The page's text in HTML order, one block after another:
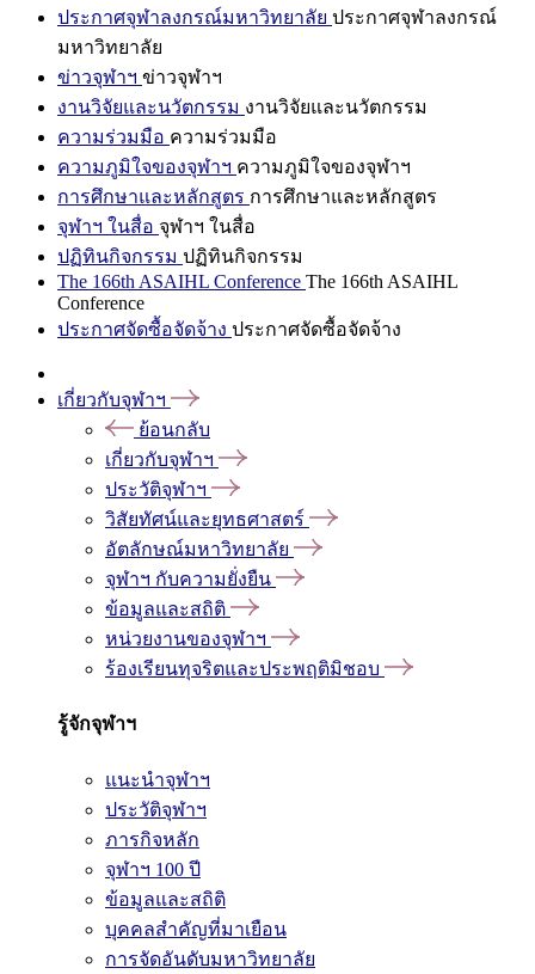
ประกาศจุฬาลงกรณ์มหาวิทยาลัย ประกาศจุฬาลงกรณ์
มหาวิทยาลัย
ข่าวจุฬาฯ ข่าวจุฬาฯ
งานวิจัยและนวัตกรรม งานวิจัยและนวัตกรรม
ความร่วมมือ ความร่วมมือ
ความภูมิใจของจุฬาฯ ความภูมิใจของจุฬาฯ
การศึกษาและหลักสูตร การศึกษาและหลักสูตร
จุฬาฯ ในสื่อ จุฬาฯ ในสื่อ
ปฏิทินกิจกรรม ปฏิทินกิจกรรม
The 166th ASAIHL Conference The 166th ASAIHL
Conference
ประกาศจัดซื้อจัดจ้าง ประกาศจัดซื้อจัดจ้าง
เกี่ยวกับจุฬาฯ
ย้อนกลับ
เกี่ยวกับจุฬาฯ
ประวัติจุฬาฯ
วิสัยทัศน์และยุทธศาสตร์
อัตลักษณ์มหาวิทยาลัย
จุฬาฯ กับความยั่งยืน
ข้อมูลและสถิติ
หน่วยงานของจุฬาฯ
ร้องเรียนทุจริตและประพฤติมิชอบ
รู้จักจุฬาฯ
แนะนำจุฬาฯ
ประวัติจุฬาฯ
ภารกิจหลัก
จุฬาฯ 100 ปี
ข้อมูลและสถิติ
บุคคลสำคัญที่มาเยือน
การจัดอันดับมหาวิทยาลัย